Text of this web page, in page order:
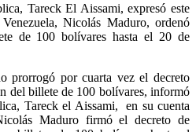
Tareck El Aissami, expresó este
Nicolás Maduro, ordenó
de 100 bolívares hasta el 20 de
prorrogó por cuarta vez el decreto
del billete de 100 bolívares, informó
Tareck el Aissami, en su cuenta
Maduro firmó el decreto de